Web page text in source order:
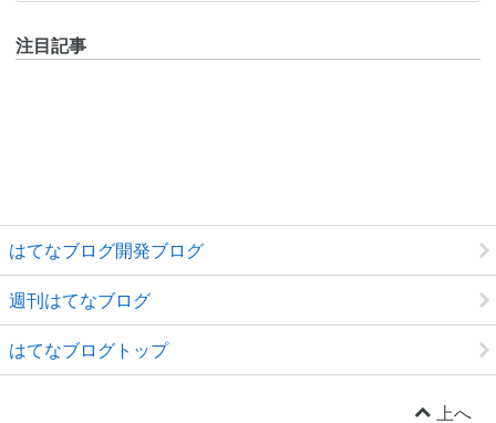
注目記事
はてなブログ開発ブログ
週刊はてなブログ
はてなブログトップ
上へ